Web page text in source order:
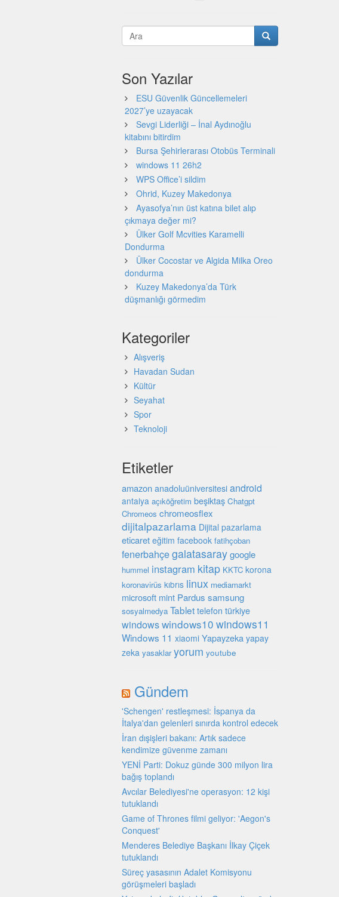
Son Yazılar
ESU Güvenlik Güncellemeleri
2027’ye uzayacak
Sevgi Liderliği – İnal Aydınoğlu
kitabını bitirdim
Bursa Şehirlerarası Otobüs Terminali
windows 11 26h2
WPS Office’i sildim
Ohrid, Kuzey Makedonya
Ayasofya’nın üst katına bilet alıp
çıkmaya değer mi?
Ülker Golf Mcvities Karamelli
Dondurma
Ülker Cocostar ve Algida Milka Oreo
dondurma
Kuzey Makedonya’da Türk
düşmanlığı görmedim
Kategoriler
Alışveriş
Havadan Sudan
Kültür
Seyahat
Spor
Teknoloji
Etiketler
amazon anadoluüniversitesi android
antalya açıköğretim beşiktaş Chatgpt
Chromeos chromeosflex
dijitalpazarlama Dijital pazarlama
eticaret eğitim facebook fatihçoban
fenerbahçegalatasaray google
hummel instagram kitap KKTC korona
koronavirüs kıbrıs linux mediamarkt
microsoft mint Pardus samsung
sosyalmedya Tablet telefon türkiye
windowswindows10 windows11
Windows 11 xiaomi Yapayzeka yapay
zeka yasaklar yorum youtube
Gündem
'Schengen' restleşmesi: İspanya da
İtalya'dan gelenleri sınırda kontrol edecek
İran dışişleri bakanı: Artık sadece
kendimize güvenme zamanı
YENİ Parti: Dokuz günde 300 milyon lira
bağış toplandı
Avcılar Belediyesi'ne operasyon: 12 kişi
tutuklandı
Game of Thrones filmi geliyor: 'Aegon's
Conquest'
Menderes Belediye Başkanı İlkay Çiçek
tutuklandı
Süreç yasasının Adalet Komisyonu
görüşmeleri başladı